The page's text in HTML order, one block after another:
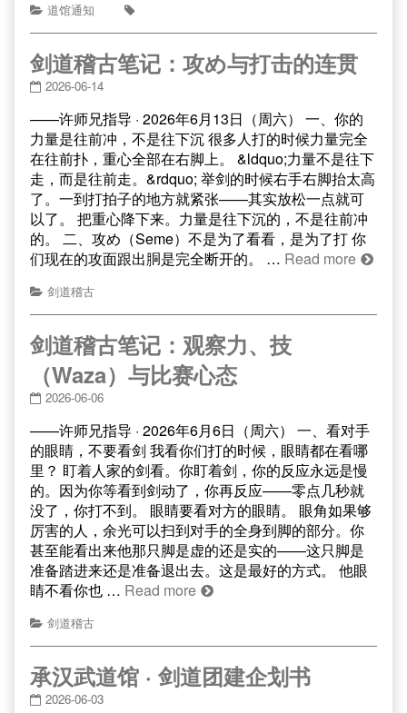
道馆通知
剑道稽古笔记：攻め与打击的连贯
2026-06-14
——许师兄指导 · 2026年6月13日（周六） 一、你的
力量是往前冲，不是往下沉 很多人打的时候力量完全
在往前扑，重心全部在右脚上。 &ldquo;力量不是往下
走，而是往前走。&rdquo; 举剑的时候右手右脚抬太高
了。一到打拍子的地方就紧张——其实放松一点就可
以了。 把重心降下来。力量是往下沉的，不是往前冲
的。 二、攻め（Seme）不是为了看看，是为了打 你
们现在的攻面跟出胴是完全断开的。 … Read more
剑道稽古
剑道稽古笔记：观察力、技
（Waza）与比赛心态
2026-06-06
——许师兄指导 · 2026年6月6日（周六） 一、看对手
的眼睛，不要看剑 我看你们打的时候，眼睛都在看哪
里？ 盯着人家的剑看。你盯着剑，你的反应永远是慢
的。因为你等看到剑动了，你再反应——零点几秒就
没了，你打不到。 眼睛要看对方的眼睛。 眼角如果够
厉害的人，余光可以扫到对手的全身到脚的部分。你
甚至能看出来他那只脚是虚的还是实的——这只脚是
准备踏进来还是准备退出去。这是最好的方式。 他眼
睛不看你也 … Read more
剑道稽古
承汉武道馆 · 剑道团建企划书
2026-06-03